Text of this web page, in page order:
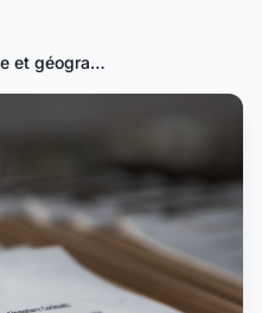
BFEM 2022 : Epreuves d'histoire et géographie 1er groupe